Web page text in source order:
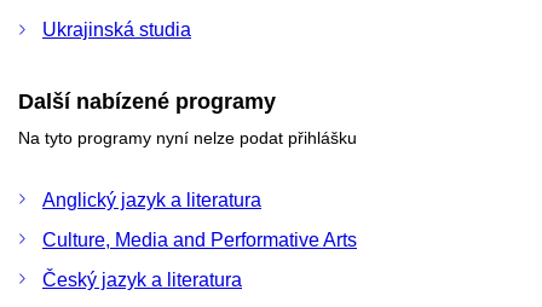
Ukrajinská studia
Další nabízené programy
Na tyto programy nyní nelze podat přihlášku
Anglický jazyk a literatura
Culture, Media and Performative Arts
Český jazyk a literatura